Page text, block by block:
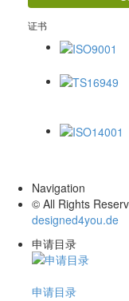
证书
Navigation
© All Rights
designed4you.de
申请目录
申请目录